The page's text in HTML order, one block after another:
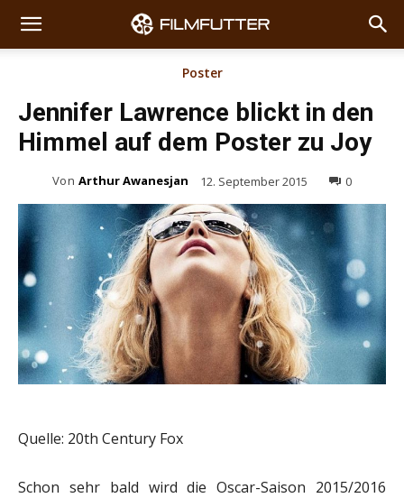
Poster
Jennifer Lawrence blickt in den
Himmel auf dem Poster zu Joy
Von Arthur Awanesjan 12. September 2015 0
Quelle: 20th Century Fox
Schon sehr bald wird die Oscar-Saison 2015/2016